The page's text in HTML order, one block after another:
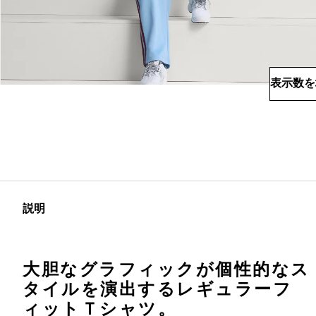
表示数
説明
大胆なグラフィックが個性的なス
タイルを演出するレギュラーフ
ィットＴシャツ。